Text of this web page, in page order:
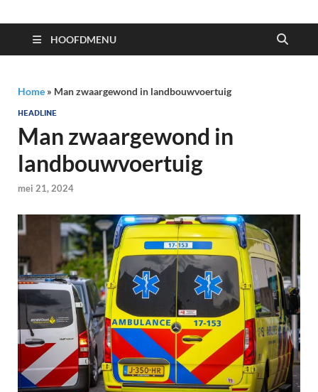
HOOFDMENU
Home » Man zwaargewond in landbouwvoertuig
HEADLINE
Man zwaargewond in
landbouwvoertuig
mei 21, 2024